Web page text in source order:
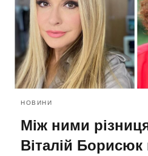
НОВИНИ
Між ними
Віталій Борисюк